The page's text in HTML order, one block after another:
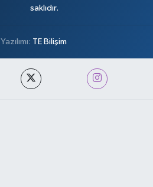
saklıdır.
TE Bilişim